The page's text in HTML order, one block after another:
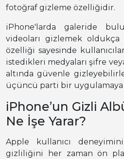
fotoğraf gizleme özelliğidir.
iPhone'larda galeride
videoları gizlemek oldukça
özelliği sayesinde
istedikleri medyaları şifre
altında güvenle
üçüncü parti bir
iPhone’un Gizli
Ne İşe Yarar?
Apple kullanıcı
gizliliğini her zaman ön